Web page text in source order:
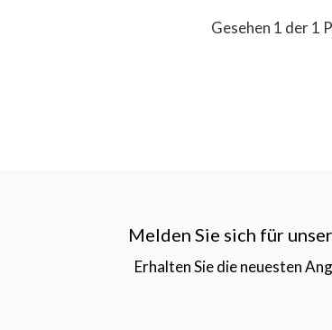
Gesehen 1 der 1
Melden Sie sich für
Erhalten Sie die neuesten